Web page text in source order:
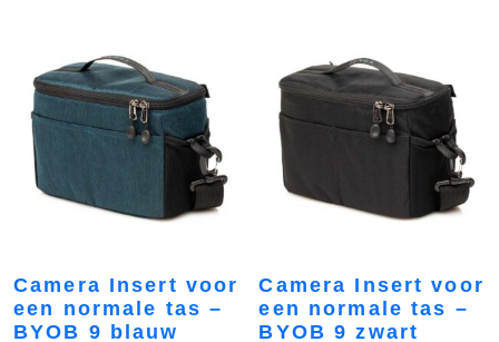
Camera Insert voor
een normale tas –
BYOB 9 blauw
Camera Insert voor
een normale tas –
BYOB 9 zwart